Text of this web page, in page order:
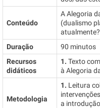
Conteúdo
A Alegoria
(dualismo
atualmente?
Duração
90 minutos
Recursos
didáticos
1. Texto
à Alegoria
Metodologia
1. Leitura
a